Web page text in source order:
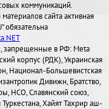
коммуникаций.
сайта активная
обязательна
запрещенные в РФ: Meta
корпус (РДК), Украинская
Национал-Большевистская
Дивижн, Братство,
НСО, Славянский союз,
Хайят Тахрир аш-